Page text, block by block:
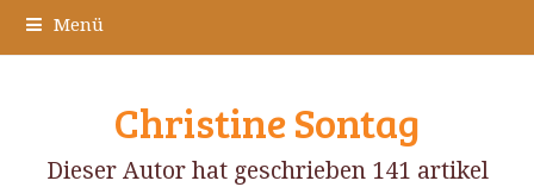
Menü
Christine Sontag
Dieser Autor hat geschrieben 141 artikel